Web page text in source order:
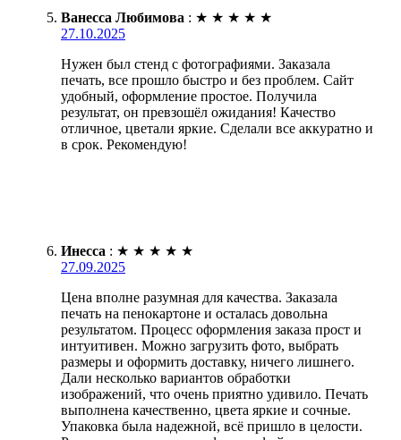
Ванесса Любимова : ★ ★ ★ ★ ★
27.10.2025
Нужен был стенд с фотографиями. Заказала
печать, все прошло быстро и без проблем. Сайт
удобный, оформление простое. Получила
результат, он превзошёл ожидания! Качество
отличное, цветали яркие. Сделали все аккуратно и
в срок. Рекомендую!
Инесса : ★ ★ ★ ★ ★
27.09.2025
Цена вполне разумная для качества. Заказала
печать на пенокартоне и осталась довольна
результатом. Процесс оформления заказа прост и
интуитивен. Можно загрузить фото, выбрать
размеры и оформить доставку, ничего лишнего.
Дали несколько вариантов обработки
изображений, что очень приятно удивило. Печать
выполнена качественно, цвета яркие и сочные.
Упаковка была надежной, всё пришло в целости.